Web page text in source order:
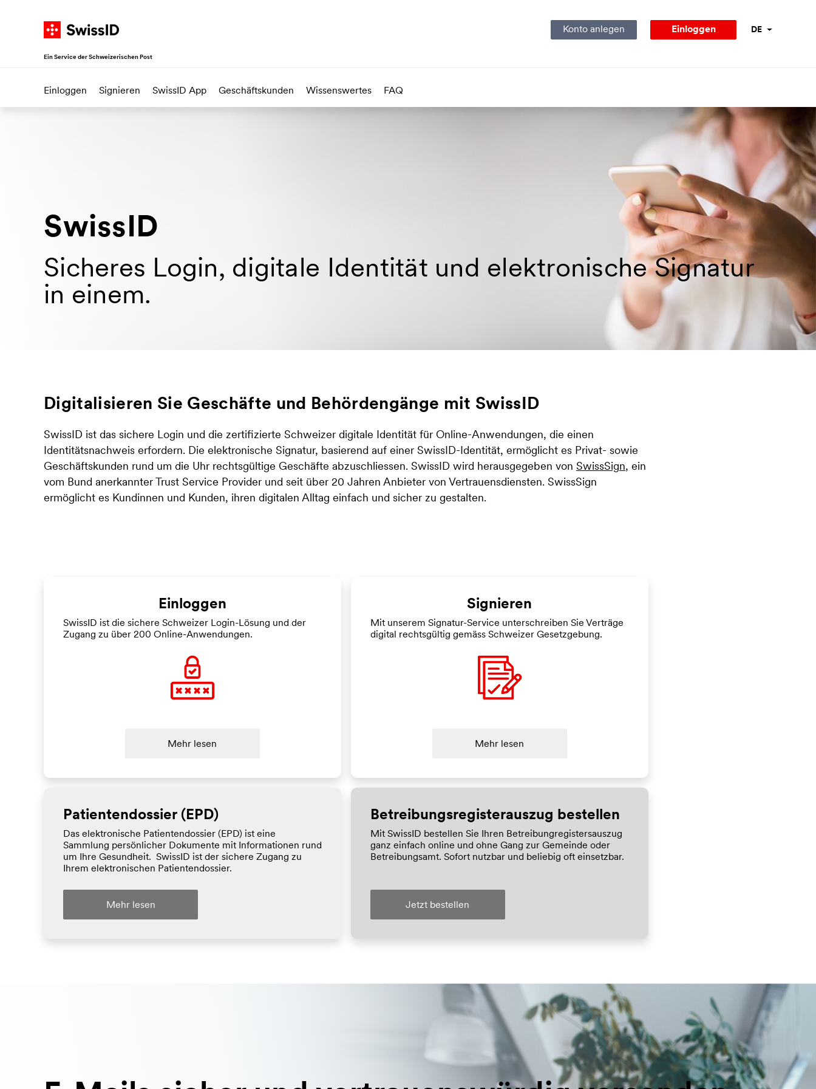
Navigieren auf SwissID
Ein Service der Schweizerischen Post
Konto anlegen Einloggen DE
Einloggen Signieren SwissID App Geschäftskunden Wissenswertes FAQ
SwissID
Sicheres Login, digitale Identität und elektronische Signatur
in einem.
Digitalisieren Sie Geschäfte und Behördengänge mit SwissID
SwissID ist das sichere Login und die zertifizierte Schweizer digitale Identität für Online-Anwendungen, die einen
Identitätsnachweis erfordern. Die elektronische Signatur, basierend auf einer SwissID-Identität, ermöglicht es Privat- sowie
Geschäftskunden rund um die Uhr rechtsgültige Geschäfte abzuschliessen. SwissID wird herausgegeben von SwissSign, ein
vom Bund anerkannter Trust Service Provider und seit über 20 Jahren Anbieter von Vertrauensdiensten. SwissSign
ermöglicht es Kundinnen und Kunden, ihren digitalen Alltag einfach und sicher zu gestalten.
Einloggen
SwissID ist die sichere Schweizer Login-Lösung und der
Zugang zu über 200 Online-Anwendungen.
Mehr lesen
Signieren
Mit unserem Signatur-Service unterschreiben Sie Verträge
digital rechtsgültig gemäss Schweizer Gesetzgebung.
Mehr lesen
Patientendossier (EPD)
Das elektronische Patientendossier (EPD) ist eine
Sammlung persönlicher Dokumente mit Informationen rund
um Ihre Gesundheit. SwissID ist der sichere Zugang zu
Ihrem elektronischen Patientendossier.
Mehr lesen
Betreibungsregisterauszug bestellen
Mit SwissID bestellen Sie Ihren Betreibungregistersauszug
ganz einfach online und ohne Gang zur Gemeinde oder
Betreibungsamt. Sofort nutzbar und beliebig oft einsetzbar.
Jetzt bestellen